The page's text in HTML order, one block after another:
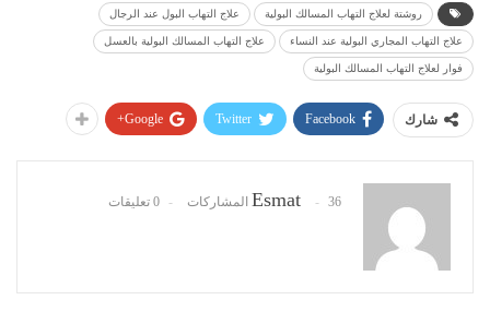
روشتة لعلاج التهاب المسالك البولية علاج التهاب البول عند الرجال
علاج التهاب المجاري البولية عند النساء علاج التهاب المسالك البولية بالعسل
فوار لعلاج التهاب المسالك البولية
شارك Facebook
Twitter
Google+
Esmat 36 المشاركات 0 تعليقات